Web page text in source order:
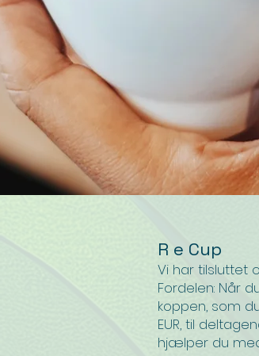
R e Cup
Vi har tilsluttet
Fordelen: Når
koppen, som
EUR, til
hjælper du